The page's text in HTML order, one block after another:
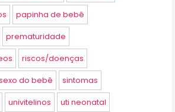
papinha de bebê
prematuridade
riscos/doenças
do bebê sintomas
univitelinos uti neonatal